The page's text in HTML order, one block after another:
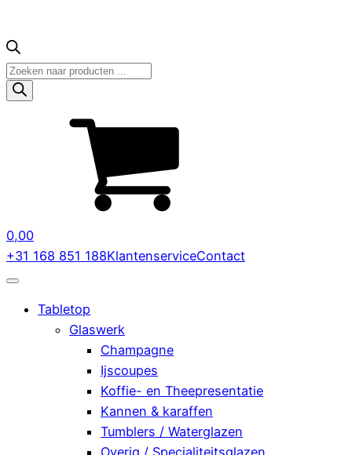
Producten
zoeken
0,00
+31 168 851 188KlantenserviceContact
Tabletop
Glaswerk
Champagne
Ijscoupes
Koffie- en Theepresentatie
Kannen & karaffen
Tumblers / Waterglazen